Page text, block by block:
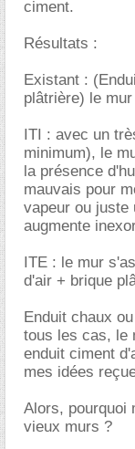
ciment.
Résultats :
Existant :
plâtrière) le
ITI : avec un
minimum), le
la présence
mauvais pour
vapeur ou juste
augmente
ITE : le mur
d'air + brique
Enduit chaux
tous les cas, le
enduit ciment
mes idées
Alors, pourquoi
vieux murs ?